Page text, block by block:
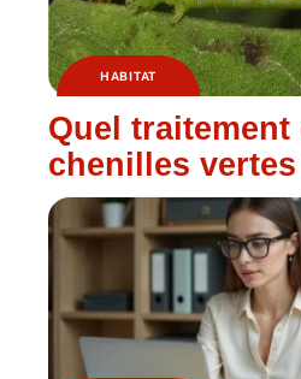
HABITAT
Quel
chenilles